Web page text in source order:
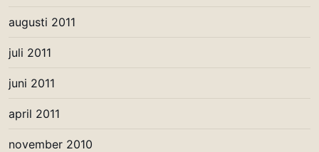
augusti 2011
juli 2011
juni 2011
april 2011
november 2010